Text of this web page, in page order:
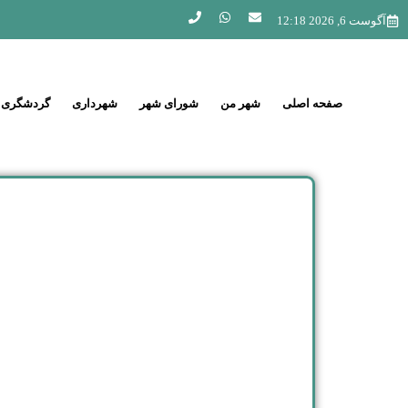
آگوست 6, 2026 12:18
صفحه اصلی شهر من شورای شهر شهرداری گردشگری